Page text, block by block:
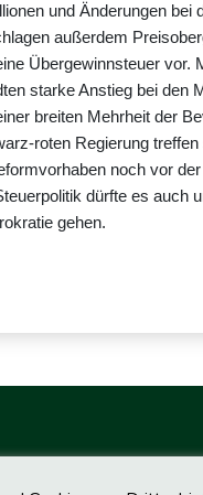
und Änderungen
außerdem
Übergewinnsteuer
starke Anstieg bei den
breiten Mehrheit der
roten Regierung
noch vor
dürfte es auch
gehen.